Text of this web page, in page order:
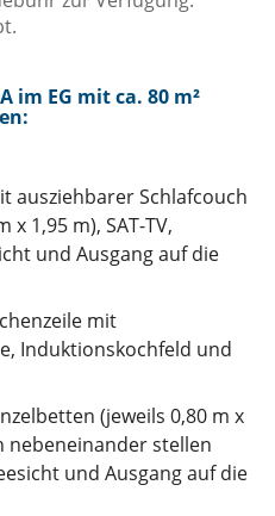
im EG mit ca. 80 m²
ausziehbarer Schlafcouch
x 1,95 m), SAT-TV,
und Ausgang auf die
mit
Induktionskochfeld und
(jeweils 0,80 m x
nebeneinander stellen
und Ausgang auf die